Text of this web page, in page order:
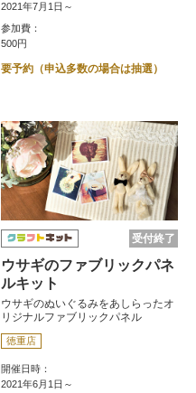
2021年7月1日～
参加費：
500円
要予約（申込多数の場合は抽選）
受付終了
ウサギのファブリックパネ
ルキット
ウサギのぬいぐるみをあしらったオ
リジナルファブリックパネル
徳重店
開催日時：
2021年6月1日～